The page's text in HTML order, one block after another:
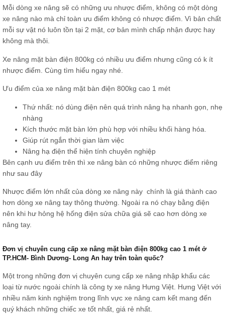
Mỗi dòng xe nâng sẽ có những ưu nhược điểm, không có một dòng
xe nâng nào mà chỉ toàn ưu điểm không có nhược điểm. Vì bản chất
mỗi sự vật nó luôn tồn tại 2 mặt, cơ bản mình chấp nhận được hay
không mà thôi.
Xe nâng mặt bàn điện 800kg có nhiều ưu điểm nhưng cũng có k ít
nhược điểm. Cùng tìm hiểu ngay nhé.
Ưu điểm của xe nâng mặt bàn điện 800kg cao 1 mét
Thứ nhất: nó dùng điện nên quá trình nâng hạ nhanh gọn, nhẹ
nhàng
Kích thước mặt bàn lớn phù hợp với nhiều khối hàng hóa.
Giúp rút ngắn thời gian làm việc
Nâng hạ điện thể hiện tính chuyên nghiệp
Bên cạnh ưu điểm trên thì xe nâng bàn có những nhược điểm riêng
như sau đây
Nhược điểm lớn nhất của dòng xe nâng này chính là giá thành cao
hơn dòng xe nâng tay thông thường. Ngoài ra nó chạy bằng điện
nên khi hư hỏng hệ hống điện sửa chữa giá sẽ cao hơn dòng xe
nâng tay.
Đơn vị chuyên cung cấp xe nâng mặt bàn điện 800kg cao 1 mét ở
TP.HCM- Bình Dương- Long An hay trên toàn quốc?
Một trong những đơn vị chuyên cung cấp xe nâng nhập khẩu các
loại từ nước ngoài chính là công ty xe nâng Hưng Việt. Hưng Việt với
nhiều năm kinh nghiệm trong lĩnh vực xe nâng cam kết mang đến
quý khách những chiếc xe tốt nhất, giá rẻ nhất.